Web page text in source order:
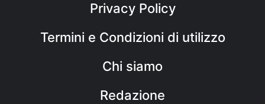
Privacy Policy
Termini e Condizioni di utilizzo
Chi siamo
Redazione